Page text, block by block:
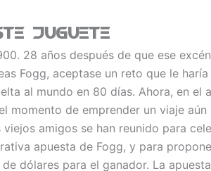
juguete
28 años después de que ese
Fogg, aceptase un reto que le
al mundo en 80 días. Ahora, en el
momento de emprender un viaje aún
viejos amigos se han reunido para
apuesta de Fogg, y para
dólares para el ganador. La